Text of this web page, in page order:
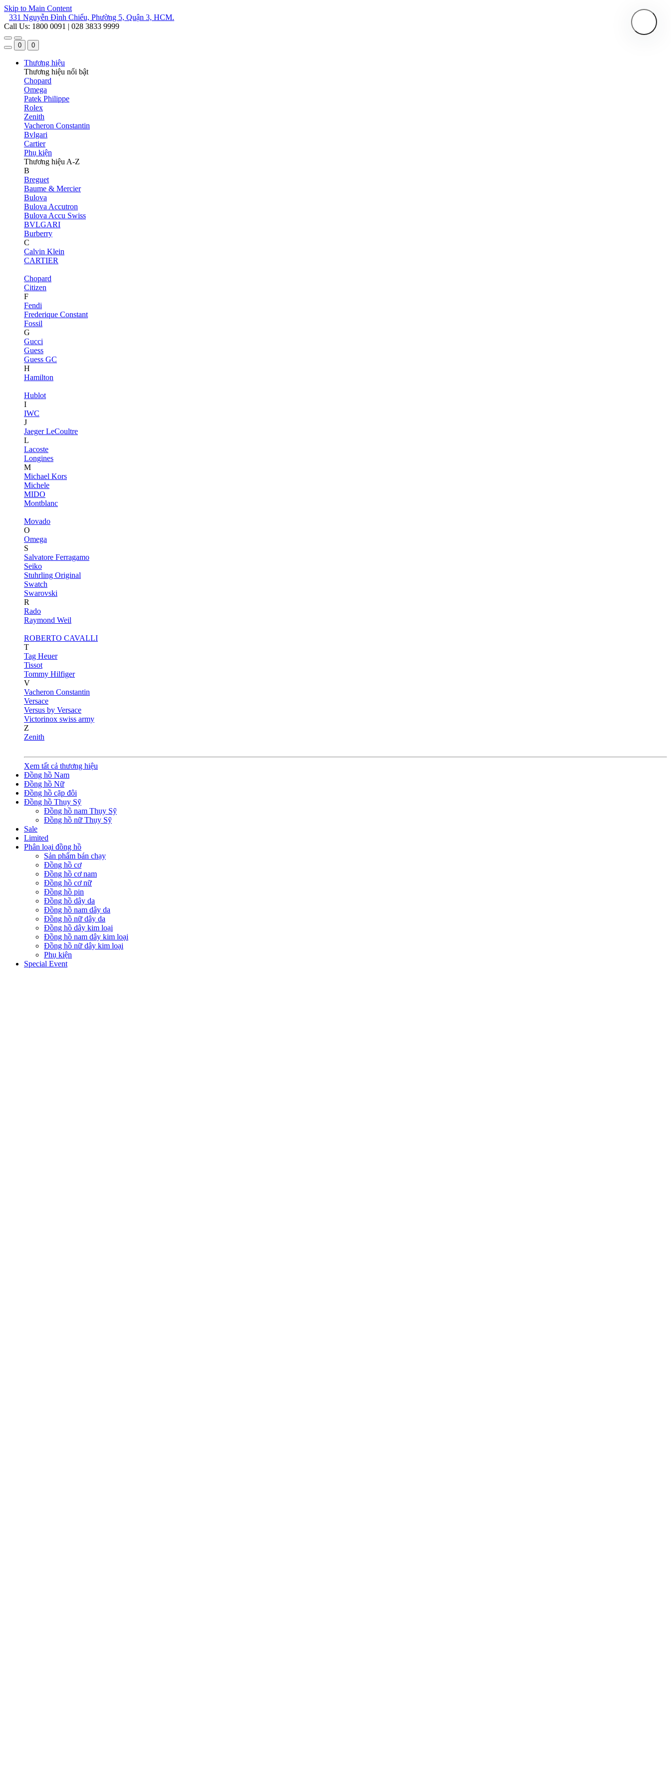
Skip to Main Content
331 Nguyễn Đình Chiểu, Phường 5, Quận 3, HCM.
Call Us: 1800 0091 | 028 3833 9999
0 0
Thương hiệu
Thương hiệu nổi bật
Chopard
Omega
Patek Philippe
Rolex
Zenith
Vacheron Constantin
Bvlgari
Cartier
Phụ kiện
Thương hiệu A-Z
B
Breguet
Baume & Mercier
Bulova
Bulova Accutron
Bulova Accu Swiss
BVLGARI
Burberry
C
Calvin Klein
CARTIER
Chopard
Citizen
F
Fendi
Frederique Constant
Fossil
G
Gucci
Guess
Guess GC
H
Hamilton
Hublot
I
IWC
J
Jaeger LeCoultre
L
Lacoste
Longines
M
Michael Kors
Michele
MIDO
Montblanc
Movado
O
Omega
S
Salvatore Ferragamo
Seiko
Stuhrling Original
Swatch
Swarovski
R
Rado
Raymond Weil
ROBERTO CAVALLI
T
Tag Heuer
Tissot
Tommy Hilfiger
V
Vacheron Constantin
Versace
Versus by Versace
Victorinox swiss army
Z
Zenith
Xem tất cả thương hiệu
Đồng hồ Nam
Đồng hồ Nữ
Đồng hồ cặp đôi
Đồng hồ Thụy Sỹ
Đồng hồ nam Thụy Sỹ
Đồng hồ nữ Thụy Sỹ
Sale
Limited
Phân loại đồng hồ
Sản phẩm bán chạy
Đồng hồ cơ
Đồng hồ cơ nam
Đồng hồ cơ nữ
Đồng hồ pin
Đồng hồ dây da
Đồng hồ nam dây da
Đồng hồ nữ dây da
Đồng hồ dây kim loại
Đồng hồ nam dây kim loại
Đồng hồ nữ dây kim loại
Phụ kiện
Special Event